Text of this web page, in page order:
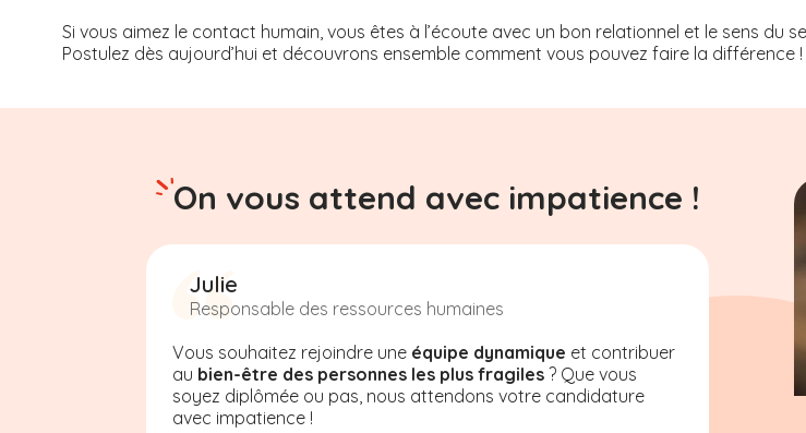
Si vous aimez le contact humain, vous êtes à l’écoute avec un bon relationnel et le sens
Postulez dès aujourd’hui et découvrons ensemble comment vous pouvez faire la différence !
On vous attend avec impatience !
Julie
Responsable des ressources humaines
Vous souhaitez rejoindre une équipe dynamique et contribuer
au bien-être des personnes les plus fragiles ? Que vous
soyez diplômée ou pas, nous attendons votre candidature
avec impatience !